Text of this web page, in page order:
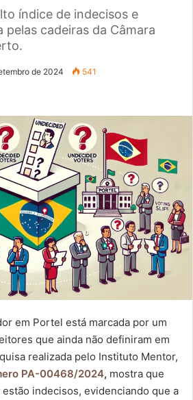
índice de indecisos e
pelas cadeiras da Câmara
de 2024 541
em Portel está marcada por um
que ainda não definiram em
realizada pelo Instituto Mentor,
PA-00468/2024, mostra que
indecisos, evidenciando que a